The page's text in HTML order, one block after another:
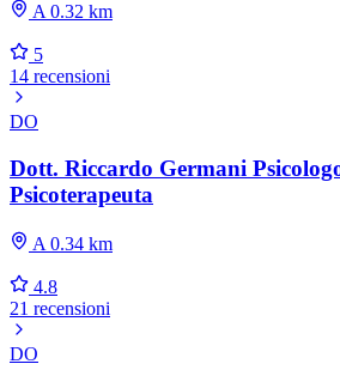
A 0.32 km
5
14 recensioni
DO
Dott. Riccardo Germani
Psicoterapeuta
A 0.34 km
4.8
21 recensioni
DO